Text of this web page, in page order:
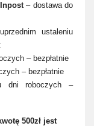
– dostawa do
ustaleniu
– bezpłatnie
– bezpłatnie
dni roboczych –
500zł jest